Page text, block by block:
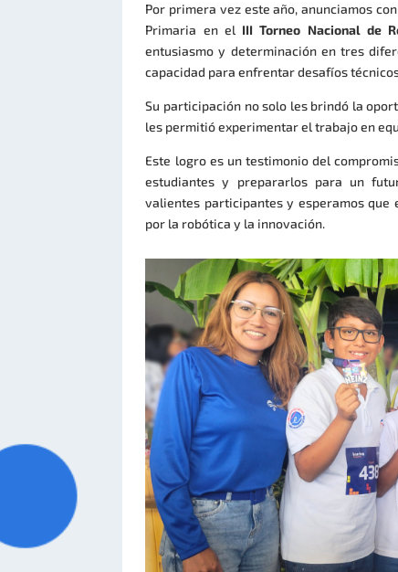
Por primera vez este año, anunciamos
Primaria en el III Torneo Nacional de
entusiasmo y determinación en ​tres
capacidad para enfrentar desafíos
Su participación no solo les brindó la
les permitió experimentar el trabajo en
Este logro es un testimonio del
estudiantes y prepararlos para un
valientes participantes y esperamos que
por la robótica y la innovación.